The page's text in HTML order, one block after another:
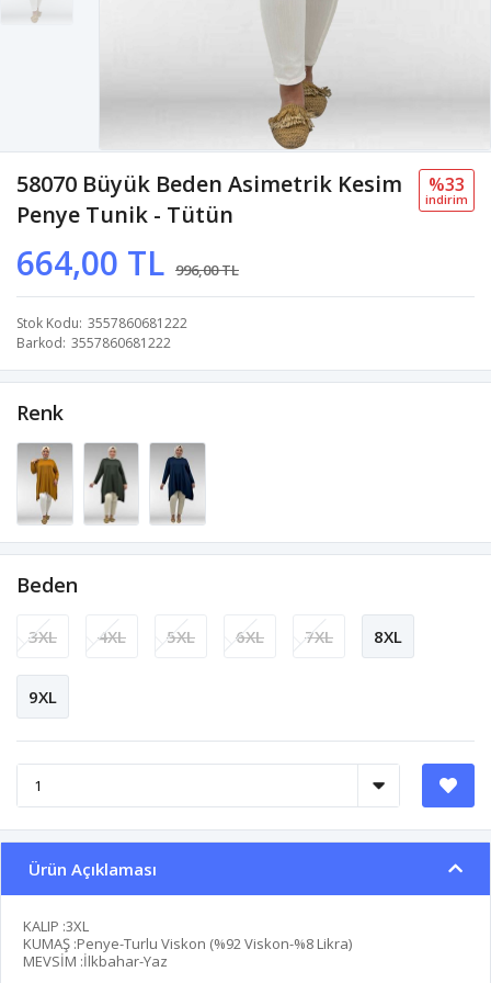
58070 Büyük Beden Asimetrik Kesim
Penye Tunik - Tütün
664,00 TL 996,00 TL
%33
i̇ndi̇ri̇m
Stok Kodu 3557860681222
Barkod 3557860681222
Renk
Beden
3XL 4XL 5XL 6XL 7XL 8XL
9XL
Ürün Açıklaması
KALIP :3XL
KUMAŞ :Penye-Turlu Viskon (%92 Viskon-%8 Likra)
MEVSİM :İlkbahar-Yaz